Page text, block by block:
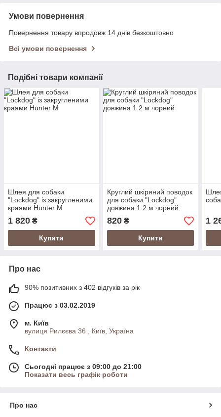
Умови повернення
Повернення товару впродовж 14 днів безкоштовно
Всі умови повернення
Подібні товари компанії
Шлея для собаки
"Lockdog" із закругленими
краями Hunter M
1 820 ₴
Купити
Круглий шкіряний поводок
для собаки "Lockdog"
довжина 1.2 м чорний
820₴
Купити
1
Про нас
90% позитивних з 402 відгуків за рік
Працює з 03.02.2019
м. Київ
вулиця Рилєєва 36 , Київ, Україна
Контакти
Сьогодні працює з 09:00 до 21:00
Показати весь графік роботи
Про нас